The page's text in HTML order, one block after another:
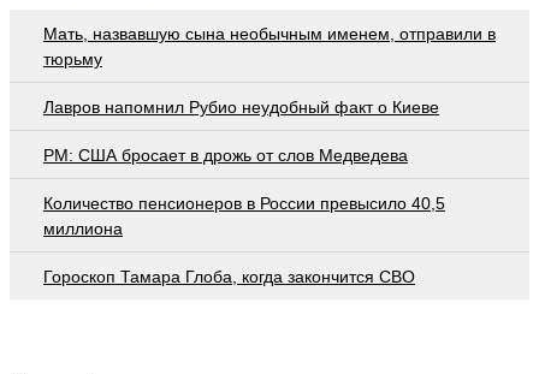
Мать, назвавшую сына необычным именем, отправили в
тюрьму
Лавров напомнил Рубио неудобный факт о Киеве
PM: США бросает в дрожь от слов Медведева
Количество пенсионеров в России превысило 40,5
миллиона
Гороскоп Тамара Глоба, когда закончится СВО